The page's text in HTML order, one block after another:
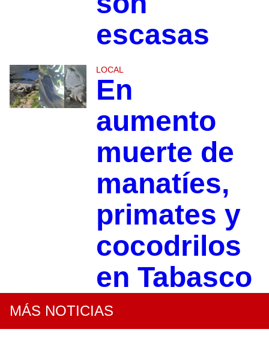
escasas
LOCAL
En
aumento
muerte de
manatíes,
primates y
cocodrilos
en Tabasco
MÁS NOTICIAS